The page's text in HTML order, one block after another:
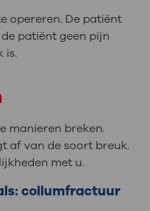
opereren. De patiënt
patiënt geen pijn
is.
manieren breken.
af van de soort breuk.
met u.
collumfractuur